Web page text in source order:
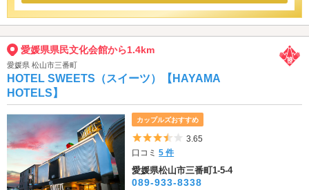
愛媛県県民文化会館から1.4km
愛媛県 松山市三番町
HOTEL SWEETS（スイーツ）【HAYAMA
HOTELS】
カップルズおすすめ
5つ星のうち3.5
3.65
口コミ5 件
愛媛県松山市三番町1-5-4
089-933-8338